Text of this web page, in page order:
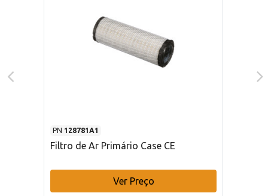
PN 128781A1
Filtro de Ar Primário Case CE
Ver Preço